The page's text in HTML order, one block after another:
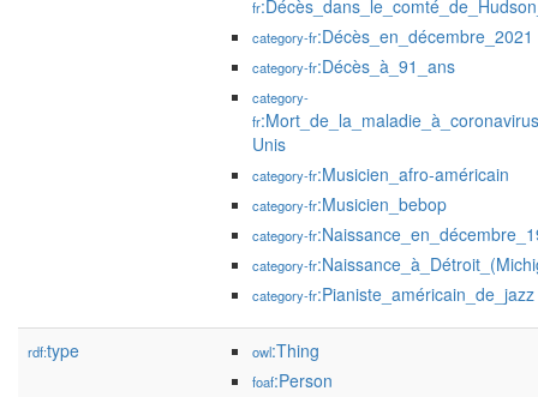
fr
category-fr:Décès_en_décembre_2021
category-fr:Décès_à_91_ans
category-
fr
Unis
category-fr:Musicien_afro-américain
category-fr:Musicien_bebop
category-fr
category-fr
category-fr:Pianiste_américain_de_jazz
rdf:type owl:Thing
foaf:Person